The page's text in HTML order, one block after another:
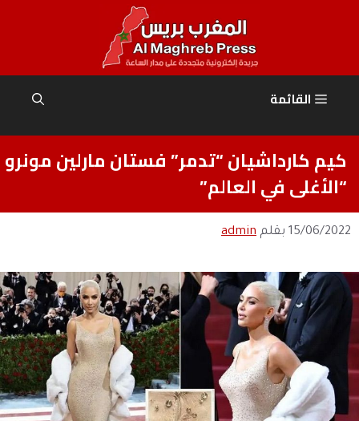
القائمة
كيم كارداشيان “تدمر” فستان مارلين مونرو
“الأغلى في العالم”
15/06/2022 بقلم admin